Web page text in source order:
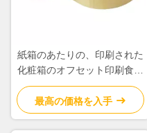
紙箱のあたりの、印刷された
化粧箱のオフセット印刷食品
包装
最高の価格を入手